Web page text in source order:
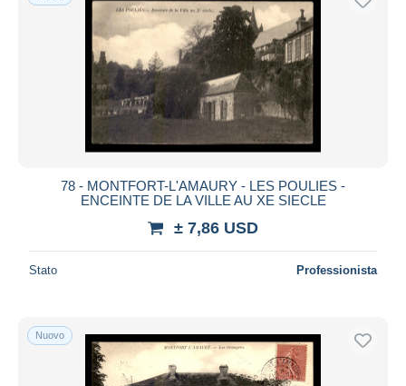
78 - MONTFORT-L'AMAURY - LES POULIES -
ENCEINTE DE LA VILLE AU XE SIECLE
± 7,86 USD
Stato Professionista
Nuovo